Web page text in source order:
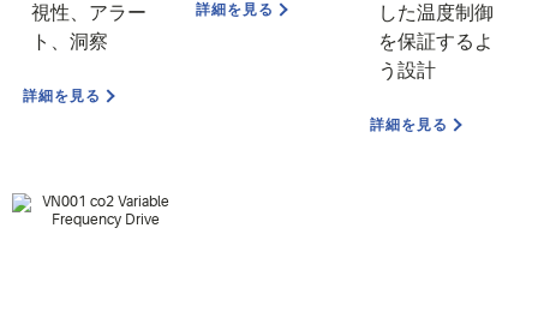
視性、アラー
ト、洞察
詳細を見る
詳細を見る
した温度制御
を保証するよ
う設計
詳細を見る